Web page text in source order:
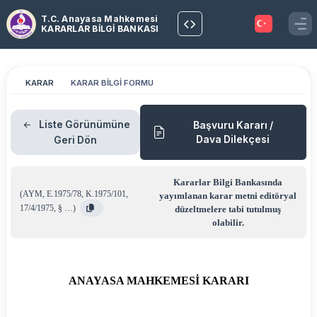
T.C. Anayasa Mahkemesi
KARARLAR BİLGİ BANKASI
KARAR KARAR BİLGİ FORMU
Liste Görünümüne
Geri Dön
Başvuru Kararı /
Dava Dilekçesi
(AYM, E.1975/78, K.1975/101,
17/4/1975, § …)
Kararlar Bilgi Bankasında
yayımlanan karar metni editöryal
düzeltmelere tabi tutulmuş
olabilir.